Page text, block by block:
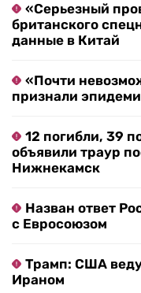
«Серьезный
британского
данные в Китай
«Почти
признали
12 погибли, 39
объявили траур
Нижнекамск
Назван ответ
с Евросоюзом
Трамп: США
Ираном